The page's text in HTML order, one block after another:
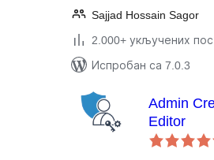
Sajjad Hossain Sagor
2.000+ укључених
Испробан са 7.0.3
Admin
Editor